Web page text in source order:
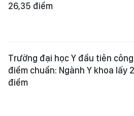
26,35 điểm
điểm chuẩn: Ngành Y khoa lấy
điểm